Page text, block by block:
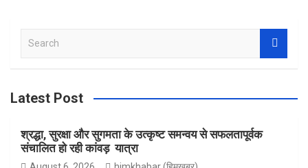
b
t
io
a
c
Latest Post
श्रद्धा, सुरक्षा और सुगमता के उत्कृष्ट समन्वय से सफलतापूर्वक
संचालित हो रही कांवड़ यात्रा